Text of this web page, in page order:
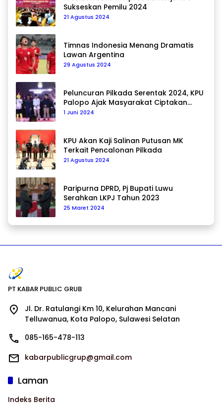
Sukseskan Pemilu 2024
21 Agustus 2024
Timnas Indonesia Menang Dramatis
Lawan Argentina
29 Agustus 2024
Peluncuran Pilkada Serentak 2024, KPU
Palopo Ajak Masyarakat Ciptakan
Pilkada Damai
1 Juni 2024
KPU Akan Kaji Salinan Putusan MK
Terkait Pencalonan Pilkada
21 Agustus 2024
Paripurna DPRD, Pj Bupati Luwu
Serahkan LKPJ Tahun 2023
25 Maret 2024
PT KABAR PUBLIC GRUB
Jl. Dr. Ratulangi Km 10, Kelurahan Mancani
Telluwanua, Kota Palopo, Sulawesi Selatan
085-165-478-113
kabarpublicgrup@gmail.com
Laman
Indeks Berita